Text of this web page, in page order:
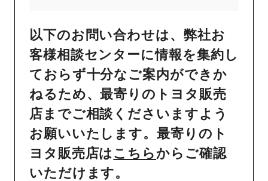
以下のお問い合わせは、弊社お
客様相談センターに情報を集約し
ておらず十分なご案内ができか
ねるため、最寄りのトヨタ販売
店までご相談くださいますよう
お願いいたします。最寄りのト
ヨタ販売店はこちら からご確認
いただけます。